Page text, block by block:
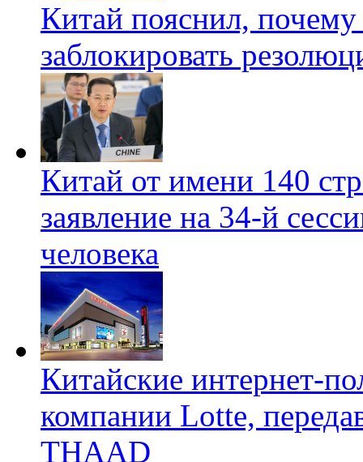
Китай пояснил,
заблокировать
Китай от имени 140
заявление на 34-й
человека
Китайские интернет-
компании Lotte,
THAAD